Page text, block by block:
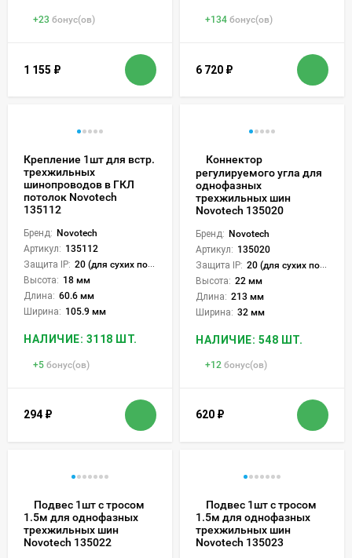
+23 бонус(ов)
1 155 ₽
+134 бонус(ов)
6 720 ₽
Крепление 1шт для встр.
трехжильных
шинопроводов в ГКЛ
потолок Novotech
135112
Бренд: Novotech
Артикул: 135112
Защита IP: 20 (для сухих пом.)
Высота: 18 мм
Длина: 60.6 мм
Ширина: 105.9 мм
НАЛИЧИЕ: 3118 ШТ.
+5 бонус(ов)
294 ₽
Коннектор
регулируемого угла для
однофазных
трехжильных шин
Novotech 135020
Бренд: Novotech
Артикул: 135020
Защита IP: 20 (для сухих пом.)
Высота: 22 мм
Длина: 213 мм
Ширина: 32 мм
НАЛИЧИЕ: 548 ШТ.
+12 бонус(ов)
620 ₽
Подвес 1шт с тросом
1.5м для однофазных
трехжильных шин
Novotech 135022
Подвес 1шт с тросом
1.5м для однофазных
трехжильных шин
Novotech 135023